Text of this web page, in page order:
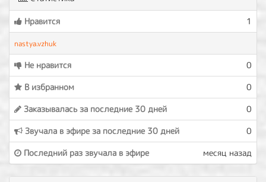
Нравится 1
nastya.vzhuk
Не нравится
0
В избранном
0
Заказывалась за последние 30 дней
0
Звучала в эфире за последние 30 дней
0
Последний раз звучала в эфире
месяц назад